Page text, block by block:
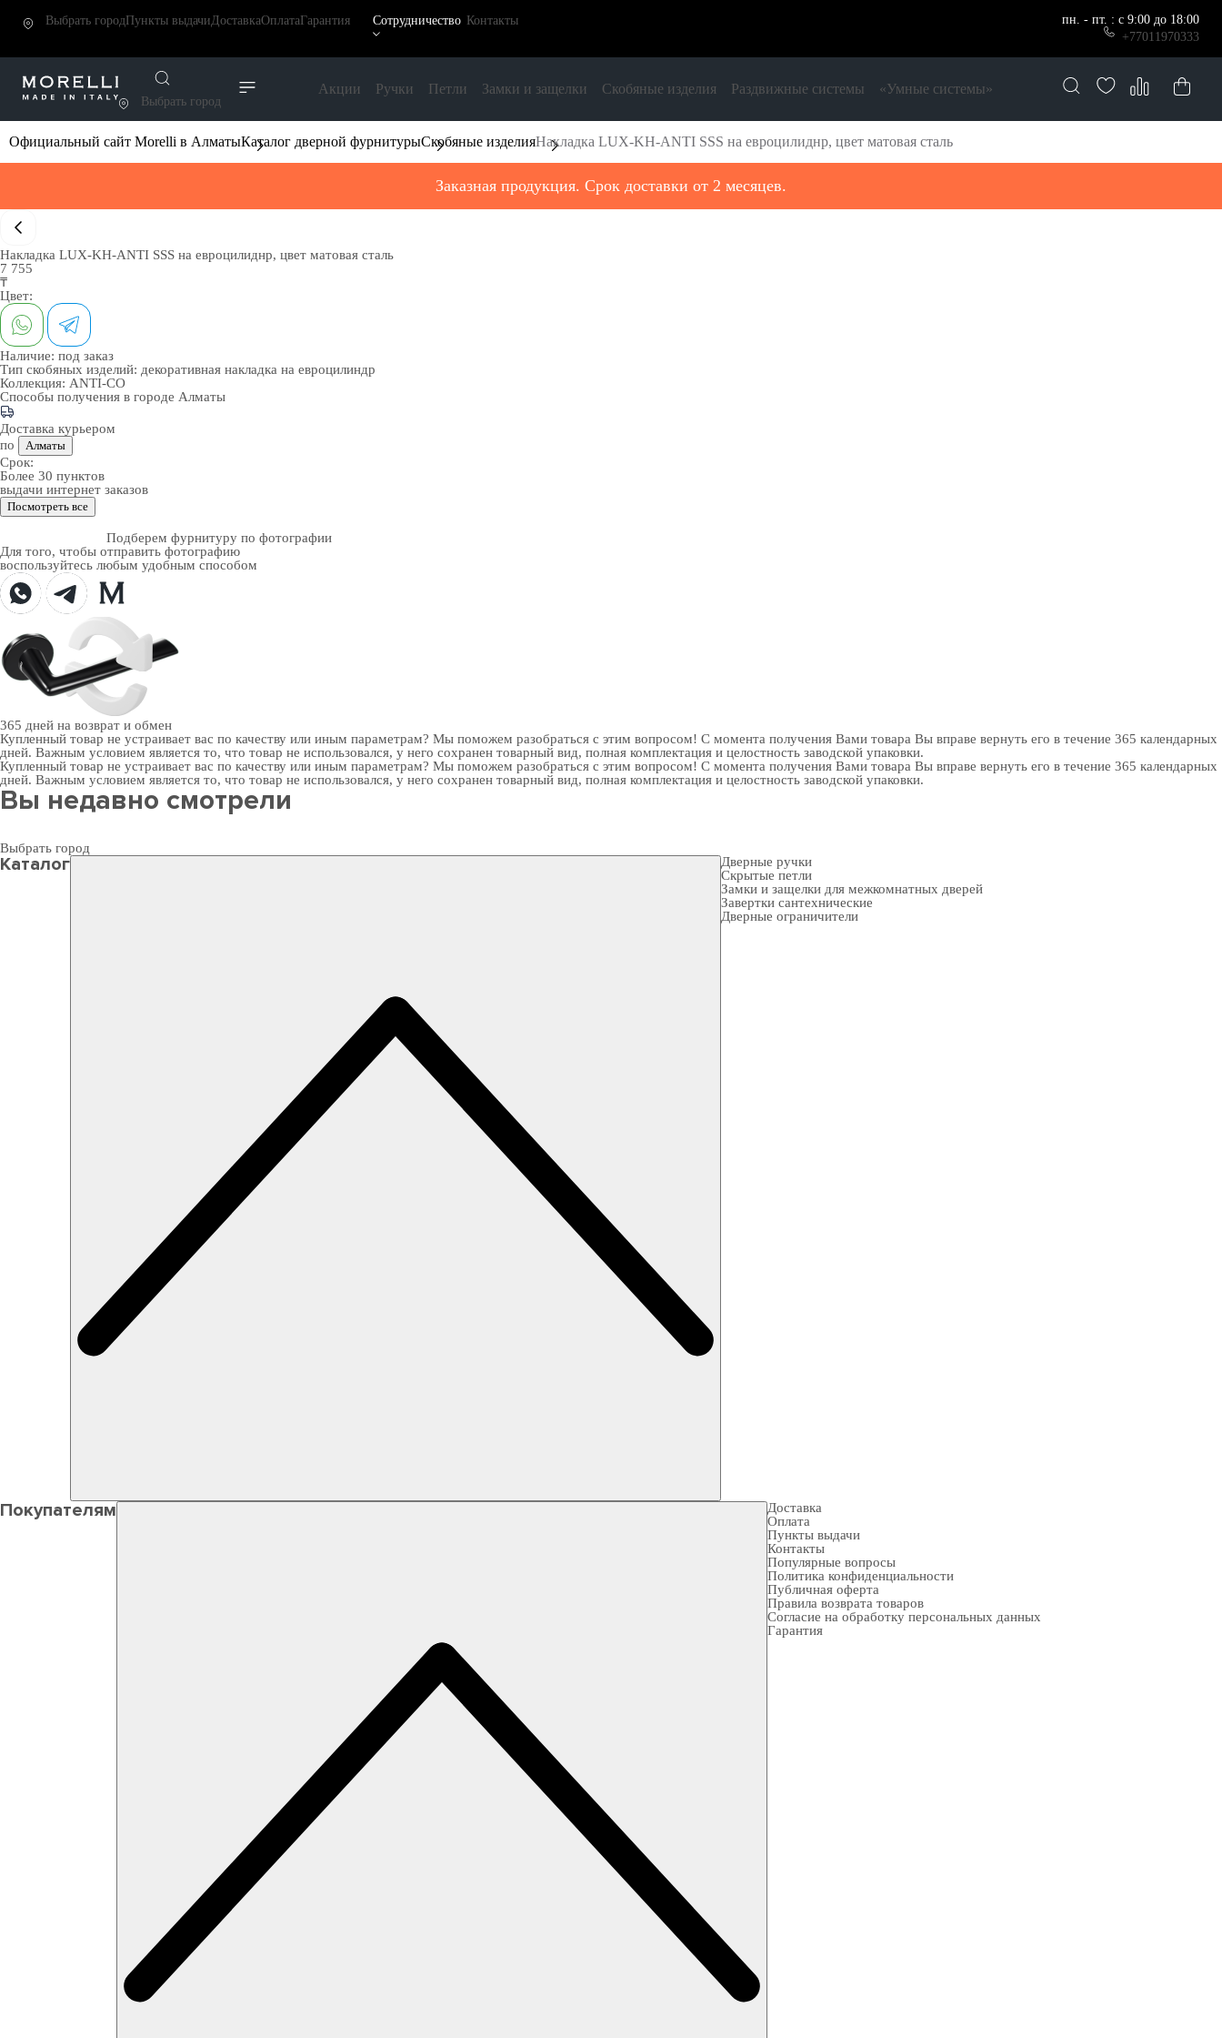
Выбрать городПункты выдачиДоставкаОплатаГарантия Сотрудничество Контакты
пн. - пт. : с 9:00 до 18:00
+77011970333
Выбрать город
Акции Ручки Петли Замки и защелки Скобяные изделия Раздвижные системы «Умные системы»
Официальный сайт Morelli в АлматыКаталог дверной фурнитурыСкобяные изделияНакладка LUX-KH-ANTI SSS на евроцилиднр, цвет матовая сталь
Заказная продукция. Срок доставки от 2 месяцев.
Накладка LUX-KH-ANTI SSS на евроцилиднр, цвет матовая сталь
7 755
₸
Цвет:
Наличие: под заказ
Тип скобяных изделий: декоративная накладка на евроцилиндр
Коллекция: ANTI-CO
Способы получения в городе Алматы
Доставка курьером
по
Алматы
Срок:
Более 30 пунктов
выдачи интернет заказов
Посмотреть все
Подберем фурнитуру по фотографии
Для того, чтобы отправить фотографию
воспользуйтесь любым удобным способом
365 дней на возврат и обмен
Купленный товар не устраивает вас по качеству или иным параметрам? Мы поможем разобраться с этим вопросом! С момента получения Вами товара Вы вправе вернуть его в течение 365 календарных
дней. Важным условием является то, что товар не использовался, у него сохранен товарный вид, полная комплектация и целостность заводской упаковки.
Купленный товар не устраивает вас по качеству или иным параметрам? Мы поможем разобраться с этим вопросом! С момента получения Вами товара Вы вправе вернуть его в течение 365 календарных
дней. Важным условием является то, что товар не использовался, у него сохранен товарный вид, полная комплектация и целостность заводской упаковки.
Вы недавно смотрели
Выбрать город
Каталог
Дверные ручки
Скрытые петли
Замки и защелки для межкомнатных дверей
Завертки сантехнические
Дверные ограничители
Покупателям
Доставка
Оплата
Пункты выдачи
Контакты
Популярные вопросы
Политика конфиденциальности
Публичная оферта
Правила возврата товаров
Согласие на обработку персональных данных
Гарантия